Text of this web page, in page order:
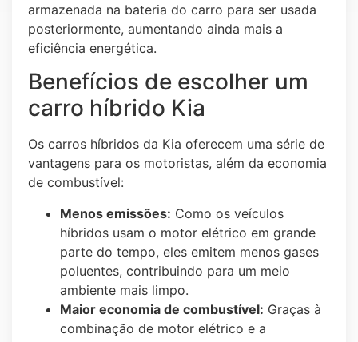
armazenada na bateria do carro para ser usada
posteriormente, aumentando ainda mais a
eficiência energética.
Benefícios de escolher um
carro híbrido Kia
Os carros híbridos da Kia oferecem uma série de
vantagens para os motoristas, além da economia
de combustível:
Menos emissões: Como os veículos
híbridos usam o motor elétrico em grande
parte do tempo, eles emitem menos gases
poluentes, contribuindo para um meio
ambiente mais limpo.
Maior economia de combustível: Graças à
combinação de motor elétrico e a